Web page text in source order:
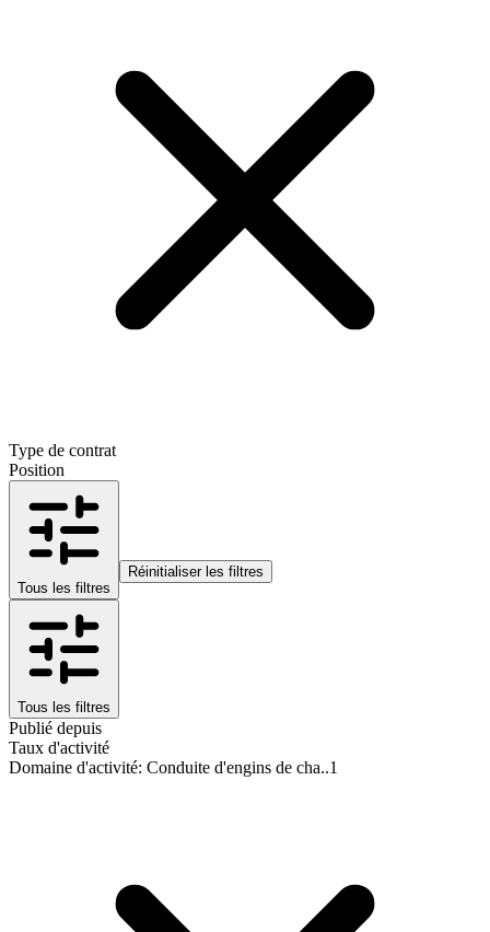
Type de contrat
Position
Tous les filtres
Réinitialiser les filtres
Tous les filtres
Publié depuis
Taux d'activité
Domaine d'activité: Conduite d'engins de cha..1